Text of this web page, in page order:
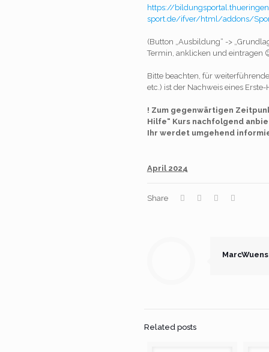
https://
sport.de/ifver/html/addons/
(Button „Ausbildung“ ->
Termin, anklicken und eintragen
Bitte beachten, für
etc.) ist der Nachweis eines
! Zum gegenwärtigen
Hilfe“ Kurs nachfolgend
Ihr werdet umgehend
April 2024
Share
Related posts